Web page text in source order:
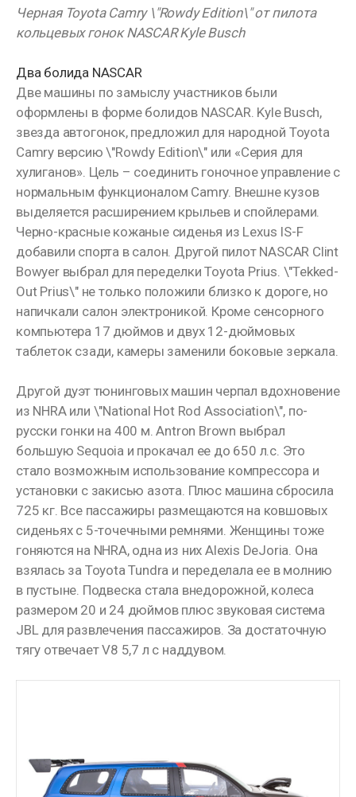
Черная Toyota Camry \"Rowdy Edition\" от пилота
кольцевых гонок NASCAR Kyle Busch
Два болида NASCAR
Две машины по замыслу участников были
оформлены в форме болидов NASCAR. Kyle Busch,
звезда автогонок, предложил для народной Toyota
Camry версию \"Rowdy Edition\" или «Серия для
хулиганов». Цель – соединить гоночное управление с
нормальным функционалом Camry. Внешне кузов
выделяется расширением крыльев и спойлерами.
Черно-красные кожаные сиденья из Lexus IS-F
добавили спорта в салон. Другой пилот NASCAR Clint
Bowyer выбрал для переделки Toyota Prius. \"Tekked-
Out Prius\" не только положили близко к дороге, но
напичкали салон электроникой. Кроме сенсорного
компьютера 17 дюймов и двух 12-дюймовых
таблеток сзади, камеры заменили боковые зеркала.
Другой дуэт тюнинговых машин черпал вдохновение
из NHRA или \"National Hot Rod Association\", по-
русски гонки на 400 м. Antron Brown выбрал
большую Sequoia и прокачал ее до 650 л.с. Это
стало возможным использование компрессора и
установки с закисью азота. Плюс машина сбросила
725 кг. Все пассажиры размещаются на ковшовых
сиденьях с 5-точечными ремнями. Женщины тоже
гоняются на NHRA, одна из них Alexis DeJoria. Она
взялась за Toyota Tundra и переделала ее в молнию
в пустыне. Подвеска стала внедорожной, колеса
размером 20 и 24 дюймов плюс звуковая система
JBL для развлечения пассажиров. За достаточную
тягу отвечает V8 5,7 л с наддувом.